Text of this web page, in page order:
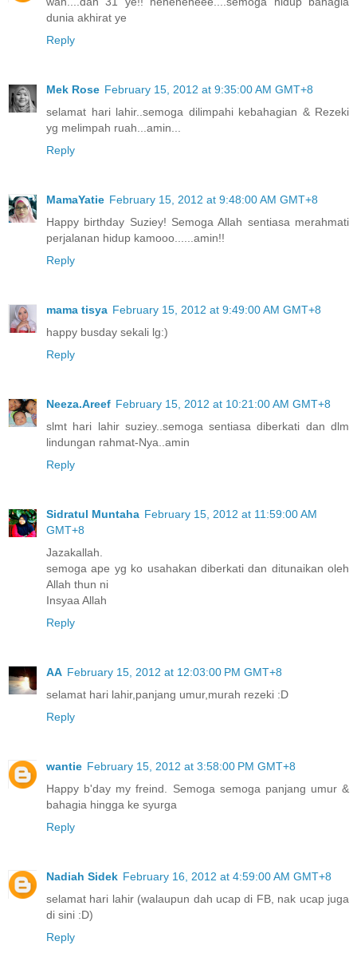
dunia akhirat ye
Reply
Mek Rose February 15, 2012 at 9:35:00 AM GMT+8
selamat hari lahir..semoga dilimpahi kebahagian & Rezeki
yg melimpah ruah...amin...
Reply
MamaYatie February 15, 2012 at 9:48:00 AM GMT+8
Happy birthday Suziey! Semoga Allah sentiasa merahmati
perjalanan hidup kamooo......amin!!
Reply
mama tisya February 15, 2012 at 9:49:00 AM GMT+8
happy busday sekali lg:)
Reply
Neeza.Areef February 15, 2012 at 10:21:00 AM GMT+8
slmt hari lahir suziey..semoga sentiasa diberkati dan dlm
lindungan rahmat-Nya..amin
Reply
Sidratul Muntaha February 15, 2012 at 11:59:00 AM
GMT+8
Jazakallah.
semoga ape yg ko usahakan diberkati dan ditunaikan oleh
Allah thun ni
Insyaa Allah
Reply
AA February 15, 2012 at 12:03:00 PM GMT+8
selamat hari lahir,panjang umur,murah rezeki :D
Reply
wantie February 15, 2012 at 3:58:00 PM GMT+8
Happy b'day my freind. Semoga semoga panjang umur &
bahagia hingga ke syurga
Reply
Nadiah Sidek February 16, 2012 at 4:59:00 AM GMT+8
selamat hari lahir (walaupun dah ucap di FB, nak ucap juga
di sini :D)
Reply